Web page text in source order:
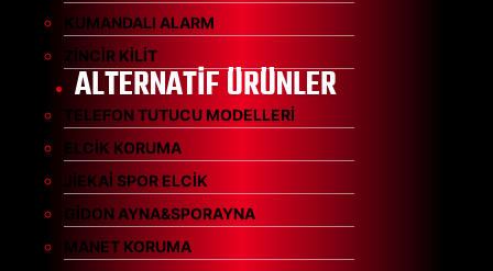
KUMANDALI ALARM
ZİNCİR KİLİT
ALTERNATİF ÜRÜNLER
TELEFON TUTUCU MODELLERİ
ELCİK KORUMA
JİEKAİ SPOR ELCİK
GİDON AYNA&SPORAYNA
MANET KORUMA